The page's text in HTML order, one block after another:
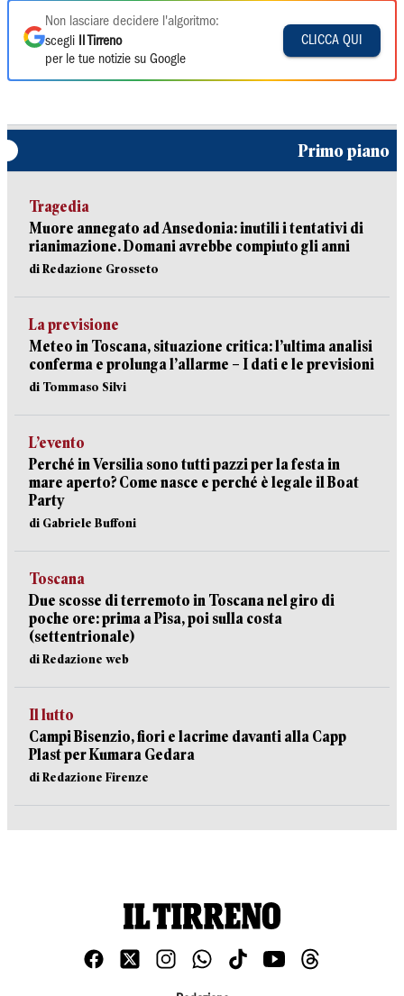
Non lasciare decidere l'algoritmo:
scegli
Il Tirreno
per le tue notizie su Google
CLICCA QUI
Primo piano
Tragedia
Muore annegato ad Ansedonia: inutili i tentativi di
rianimazione. Domani avrebbe compiuto gli anni
di Redazione Grosseto
La previsione
Meteo in Toscana, situazione critica: l’ultima analisi
conferma e prolunga l’allarme – I dati e le previsioni
di Tommaso Silvi
L’evento
Perché in Versilia sono tutti pazzi per la festa in
mare aperto? Come nasce e perché è legale il Boat
Party
di Gabriele Buffoni
Toscana
Due scosse di terremoto in Toscana nel giro di
poche ore: prima a Pisa, poi sulla costa
(settentrionale)
di Redazione web
Il lutto
Campi Bisenzio, fiori e lacrime davanti alla Capp
Plast per Kumara Gedara
di Redazione Firenze